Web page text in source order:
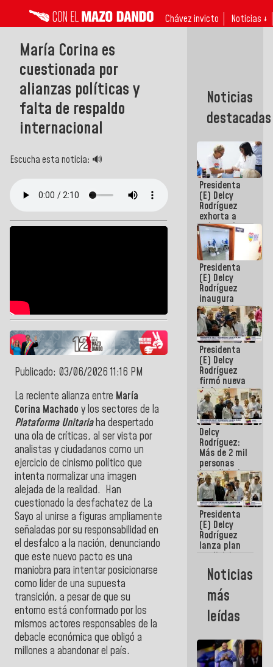
Chávez invicto Noticias ↓
María Corina es
cuestionada por
alianzas políticas y
falta de respaldo
internacional
Escucha esta noticia: 🔊
Publicado: 03/06/2026 11:16 PM
La reciente alianza entre María
Corina Machado y los sectores de la
Plataforma Unitariaha despertado
una ola de críticas, al ser vista por
analistas y ciudadanos como un
ejercicio de cinismo político que
intenta normalizar una imagen
alejada de la realidad. Han
cuestionado la desfachatez de La
Sayo al unirse a figuras ampliamente
señaladas por su responsabilidad en
el desfalco a la nación, denunciando
que este nuevo pacto es una
maniobra para intentar posicionarse
como líder de una supuesta
transición, a pesar de que su
entorno está conformado por los
mismos actores responsables de la
debacle económica que obligó a
millones a abandonar el país.
Noticias
destacadas
Presidenta
(E) Delcy
Rodríguez
exhorta a
gobernadores
y alcaldes a
edificar
casas para
abuelos
Presidenta
(E) Delcy
Rodríguez
inaugura
casa de los
Abuelos
Primavera
en Caracas
Presidenta
(E) Delcy
Rodríguez
firmó nueva
de Ley de
Arrendamiento
aprobada
por la AN
Delcy
Rodríguez:
Más de 2 mil
personas
beneficiadas
con planes
para
atención de
emergencia
sísmica en
la última
semana
Presidenta
(E) Delcy
Rodríguez
lanza plan
crediticio
con subsidio
a Juntas de
Condominio
Noticias
más
leídas